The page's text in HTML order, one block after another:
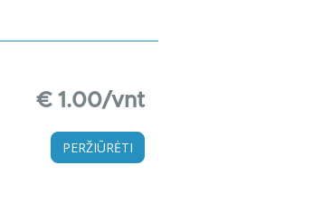
€ 1.00/vnt
PERŽIŪRĖTI